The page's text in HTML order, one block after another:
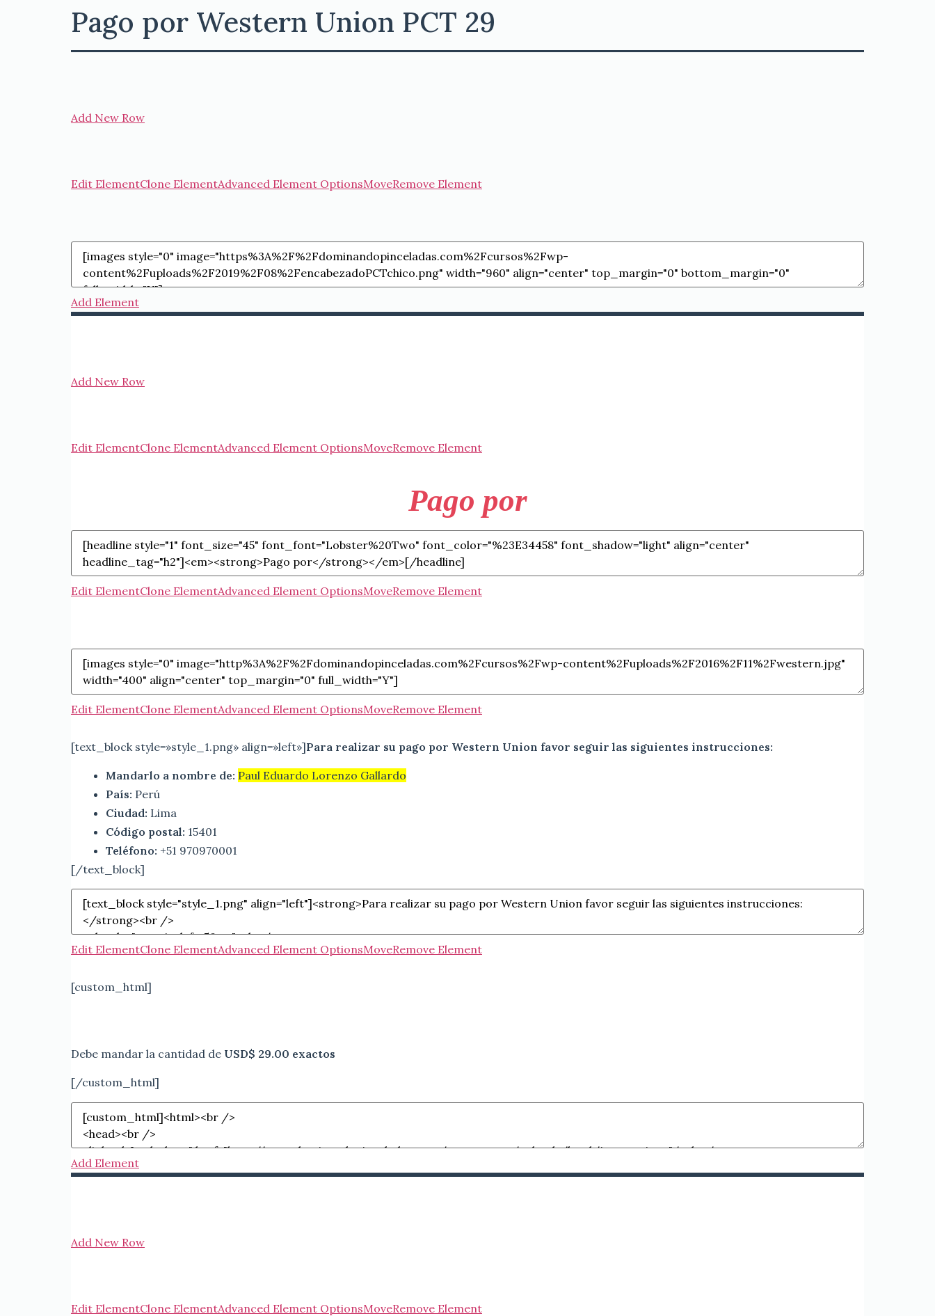
Pago por Western Union PCT 29
Add New Row
Edit ElementClone ElementAdvanced Element OptionsMoveRemove Element
Add Element
Add New Row
Edit ElementClone ElementAdvanced Element OptionsMoveRemove Element
Pago por
Edit ElementClone ElementAdvanced Element OptionsMoveRemove Element
Edit ElementClone ElementAdvanced Element OptionsMoveRemove Element
[text_block style=»style_1.png» align=»left»]Para realizar su pago por Western Union favor seguir las siguientes instrucciones:
Mandarlo a nombre de: Paul Eduardo Lorenzo Gallardo
País: Perú
Ciudad: Lima
Código postal: 15401
Teléfono: +51 970970001
[/text_block]
Edit ElementClone ElementAdvanced Element OptionsMoveRemove Element
[custom_html]
Debe mandar la cantidad de USD$ 29.00 exactos
[/custom_html]
Add Element
Add New Row
Edit ElementClone ElementAdvanced Element OptionsMoveRemove Element